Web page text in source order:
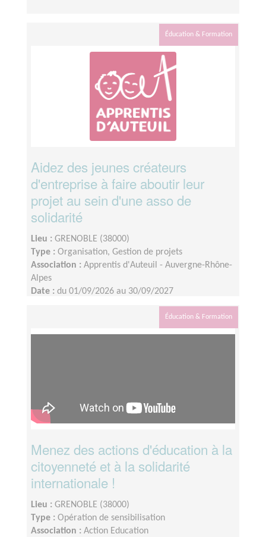
Éducation & Formation
Aidez des jeunes créateurs
d'entreprise à faire aboutir leur
projet au sein d'une asso de
solidarité
Lieu : GRENOBLE (38000)
Type : Organisation, Gestion de projets
Association : Apprentis d'Auteuil - Auvergne-Rhône-
Alpes
Date : du 01/09/2026 au 30/09/2027
2 demi journées par mois
(en fonction des besoins identifiés avec le jeune
Éducation & Formation
Menez des actions d'éducation à la
citoyenneté et à la solidarité
internationale !
Lieu : GRENOBLE (38000)
Type : Opération de sensibilisation
Association : Action Education